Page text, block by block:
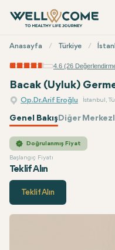
Menü
Anasayfa Türkiye
4.6 (26
Bacak (Uyluk)
Op.Dr. Arif Eroğlu İstanbul,
Genel BakışDiğer
Doğrulanmış Fiyat
Başlangıç Fiyatı
Teklif Alın
Op.Dr. Arif EroğluFiyatı
Teklif Alın